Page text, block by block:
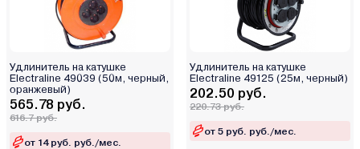
Удлинитель на катушке
Electraline 49039 (50м, черный,
оранжевый)
565.78 руб.
616.7 руб.
от 14 руб. руб./мес.
Удлинитель на катушке
Electraline 49125 (25м, черный)
202.50 руб.
220.73 руб.
от 5 руб. руб./мес.